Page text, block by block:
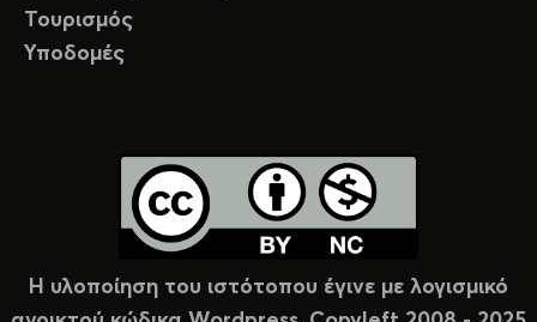
Τουρισμός
Υποδομές
Η υλοποίηση του ιστότοπου έγινε με λογισμικό